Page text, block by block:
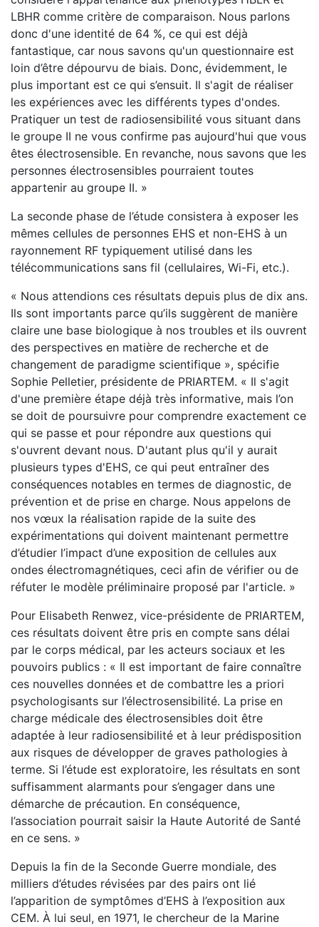
LBHR comme critère de comparaison. Nous parlons
donc d'une identité de 64 %, ce qui est déjà
fantastique, car nous savons qu'un questionnaire est
loin d’être dépourvu de biais. Donc, évidemment, le
plus important est ce qui s’ensuit. Il s'agit de réaliser
les expériences avec les différents types d'ondes.
Pratiquer un test de radiosensibilité vous situant dans
le groupe II ne vous confirme pas aujourd'hui que vous
êtes électrosensible. En revanche, nous savons que les
personnes électrosensibles pourraient toutes
appartenir au groupe II. »
La seconde phase de l’étude consistera à exposer les
mêmes cellules de personnes EHS et non-EHS à un
rayonnement RF typiquement utilisé dans les
télécommunications sans fil (cellulaires, Wi-Fi, etc.).
« Nous attendions ces résultats depuis plus de dix ans.
Ils sont importants parce qu’ils suggèrent de manière
claire une base biologique à nos troubles et ils ouvrent
des perspectives en matière de recherche et de
changement de paradigme scientifique », spécifie
Sophie Pelletier, présidente de PRIARTEM. « Il s'agit
d'une première étape déjà très informative, mais l’on
se doit de poursuivre pour comprendre exactement ce
qui se passe et pour répondre aux questions qui
s'ouvrent devant nous. D'autant plus qu'il y aurait
plusieurs types d'EHS, ce qui peut entraîner des
conséquences notables en termes de diagnostic, de
prévention et de prise en charge. Nous appelons de
nos vœux la réalisation rapide de la suite des
expérimentations qui doivent maintenant permettre
d’étudier l’impact d’une exposition de cellules aux
ondes électromagnétiques, ceci afin de vérifier ou de
réfuter le modèle préliminaire proposé par l'article. »
Pour Elisabeth Renwez, vice-présidente de PRIARTEM,
ces résultats doivent être pris en compte sans délai
par le corps médical, par les acteurs sociaux et les
pouvoirs publics : « Il est important de faire connaître
ces nouvelles données et de combattre les a priori
psychologisants sur l’électrosensibilité. La prise en
charge médicale des électrosensibles doit être
adaptée à leur radiosensibilité et à leur prédisposition
aux risques de développer de graves pathologies à
terme. Si l’étude est exploratoire, les résultats en sont
suffisamment alarmants pour s’engager dans une
démarche de précaution. En conséquence,
l’association pourrait saisir la Haute Autorité de Santé
en ce sens. »
Depuis la fin de la Seconde Guerre mondiale, des
milliers d’études révisées par des pairs ont lié
l’apparition de symptômes d’EHS à l’exposition aux
CEM. À lui seul, en 1971, le chercheur de la Marine